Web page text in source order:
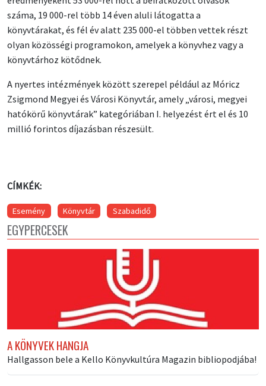
száma, 19 000-rel több 14 éven aluli látogatta a
könyvtárakat, és fél év alatt 235 000-el többen vettek részt
olyan közösségi programokon, amelyek a könyvhez vagy a
könyvtárhoz kötődnek.
A nyertes intézmények között szerepel például az Móricz
Zsigmond Megyei és Városi Könyvtár, amely „városi, megyei
hatókörű könyvtárak” kategóriában I. helyezést ért el és 10
millió forintos díjazásban részesült.
CÍMKÉK:
Esemény Könyvtár Szabadidő
EGYPERCESEK
A KÖNYVEK HANGJA
Hallgasson bele a Kello Könyvkultúra Magazin bibliopodjába!